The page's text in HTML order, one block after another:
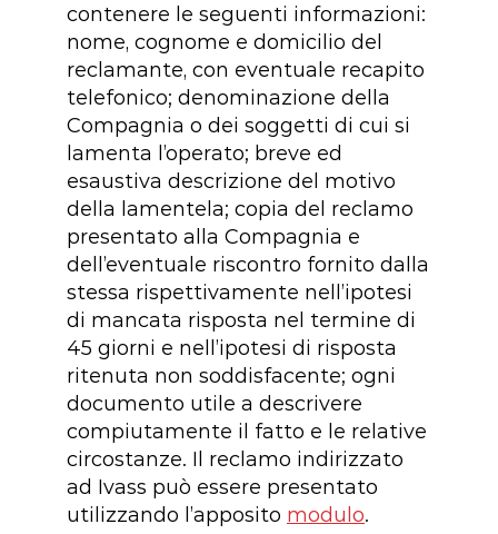
contenere le seguenti informazioni:
nome, cognome e domicilio del
reclamante, con eventuale recapito
telefonico; denominazione della
Compagnia o dei soggetti di cui si
lamenta l’operato; breve ed
esaustiva descrizione del motivo
della lamentela; copia del reclamo
presentato alla Compagnia e
dell’eventuale riscontro fornito dalla
stessa rispettivamente nell’ipotesi
di mancata risposta nel termine di
45 giorni e nell’ipotesi di risposta
ritenuta non soddisfacente; ogni
documento utile a descrivere
compiutamente il fatto e le relative
circostanze. Il reclamo indirizzato
ad Ivass può essere presentato
utilizzando l’apposito modulo.